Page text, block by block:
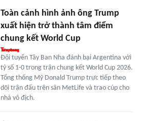
Toàn cảnh hình ảnh ông Trump
xuất hiện trở thành tâm điểm
chung kết World Cup
Đội tuyển Tây Ban Nha đánh bại Argentina với
tỷ số 1-0 trong trận chung kết World Cup 2026.
Tổng thống Mỹ Donald Trump trực tiếp theo
dõi trận đấu trên sân MetLife và trao cúp cho
nhà vô địch.